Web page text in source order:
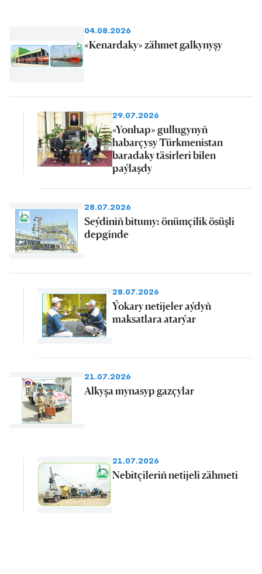
04.08.2026
«Kenardaky» zähmet galkynyşy
29.07.2026
«Yonhap» gullugynyň
habarçysy Türkmenistan
baradaky täsirleri bilen
paýlaşdy
28.07.2026
Seýdiniň bitumy: önümçilik ösüşli
depginde
28.07.2026
Ýokary netijeler aýdyň
maksatlara atarýar
21.07.2026
Alkyşa mynasyp gazçylar
21.07.2026
Nebitçileriň netijeli zähmeti